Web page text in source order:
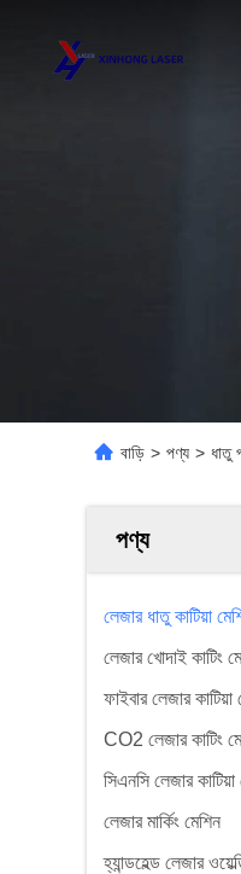
বাড়ি > পণ্য > ধাতু
পণ্য
লেজার ধাতু কাটিয়া
লেজার খোদাই কাটিং
ফাইবার লেজার কাটিয়া
CO2 লেজার কাটিং
সিএনসি লেজার কাটিয়া
লেজার মার্কিং মেশিন
হ্যান্ডহেল্ড লেজার